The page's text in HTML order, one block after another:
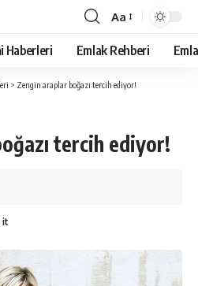
Yazı
Tipi
Boyutlandırıcı
Aa
Haberleri Emlak Rehberi
> Zengin araplar boğazı tercih ediyor!
tercih ediyor!